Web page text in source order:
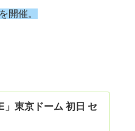
開催。
東京ドーム 初日 セ